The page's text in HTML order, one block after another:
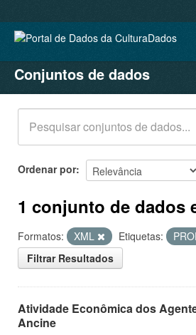
CONJUNTOS DE DADOS
ORGANIZAÇÕES
GRUPOS
SOBRE
Conjuntos de dados
Ordenar por
1 conjunto de dados
Formatos: XML Etiquetas:
Filtrar Resultados
Atividade Econômica dos
Ancine